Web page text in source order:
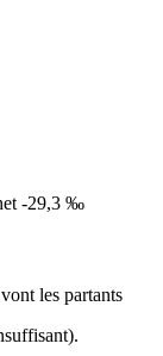
-29,3 ‰
les partants